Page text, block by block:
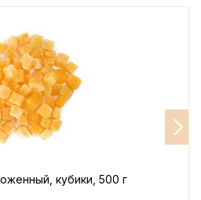
кубики, 500 г